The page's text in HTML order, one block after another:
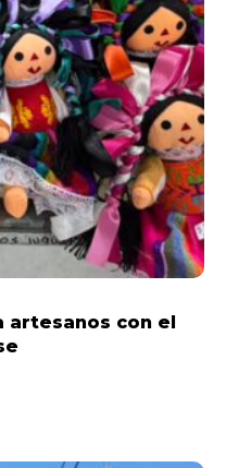
con el